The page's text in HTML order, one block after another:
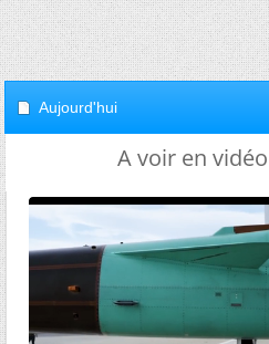
Aujourd'hui
A voir en